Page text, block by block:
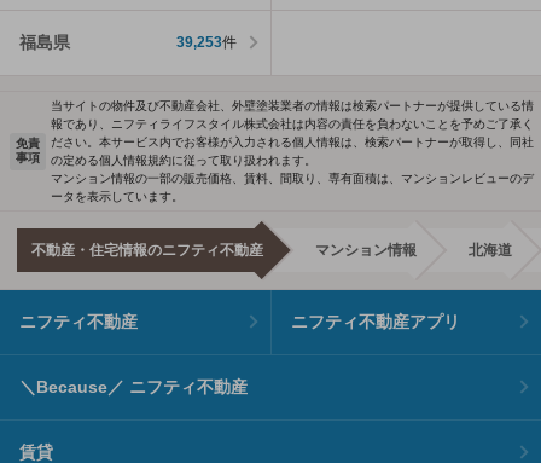
福島県 39,253件
免責
事項
当サイトの物件及び不動産会社、外壁塗装業者の情報は検索パートナーが提供している情
報であり、ニフティライフスタイル株式会社は内容の責任を負わないことを予めご了承く
ださい。本サービス内でお客様が入力される個人情報は、検索パートナーが取得し、同社
の定める個人情報規約に従って取り扱われます。
マンション情報の一部の販売価格、賃料、間取り、専有面積は、マンションレビューのデ
ータを表示しています。
不動産・住宅情報のニフティ不動産 マンション情報 北海道
ニフティ不動産 ニフティ不動産アプリ
＼Because／ ニフティ不動産
賃貸